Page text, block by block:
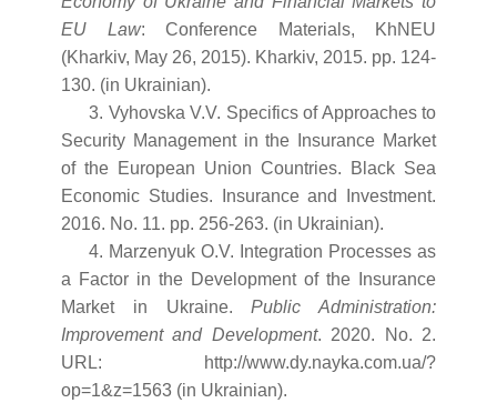
EU Law: Conference Materials, KhNEU
(Kharkiv, May 26, 2015). Kharkiv, 2015. pp. 124-
130. (in Ukrainian).
3. Vyhovska V.V. Specifics of Approaches to
Security Management in the Insurance Market
of the European Union Countries. Black Sea
Economic Studies. Insurance and Investment.
2016. No. 11. pp. 256-263. (in Ukrainian).
4. Marzenyuk O.V. Integration Processes as
a Factor in the Development of the Insurance
Market in Ukraine.Public Administration:
Improvement and Development. 2020. No. 2.
URL: http://www.dy.nayka.com.ua/?
op=1&z=1563 (in Ukrainian).